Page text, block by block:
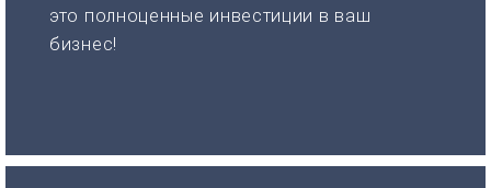
это полноценные инвестиции в ваш
бизнес!